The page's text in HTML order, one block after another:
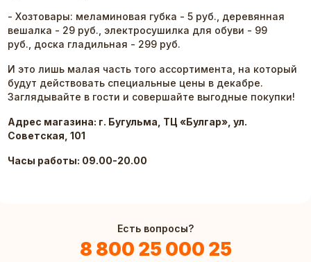
- Хозтовары: меламиновая губка - 5 руб., деревянная
вешалка - 29 руб., электросушилка для обуви - 99
руб., доска гладильная - 299 руб.
И это лишь малая часть того ассортимента, на который
будут действовать специальные цены в декабре.
Заглядывайте в гости и совершайте выгодные покупки!
Адрес магазина: г. Бугульма, ТЦ «Булгар», ул.
Советская, 101
Часы работы: 09.00-20.00
Есть вопросы?
8 800 25 000 25